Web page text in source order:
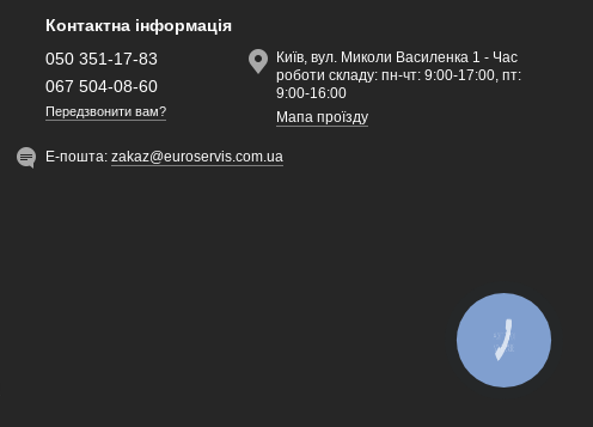
Контактна інформація
050 351-17-83
067 504-08-60
Передзвонити вам?
Київ, вул. Миколи Василенка 1 - Час
роботи складу: пн-чт: 9:00-17:00, пт:
9:00-16:00
Мапа проїзду
Е-пошта:zakaz@euroservis.com.ua
КНОПКА
ЗВ'ЯЗКУ